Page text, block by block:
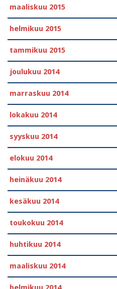
maaliskuu 2015
helmikuu 2015
tammikuu 2015
joulukuu 2014
marraskuu 2014
lokakuu 2014
syyskuu 2014
elokuu 2014
heinäkuu 2014
kesäkuu 2014
toukokuu 2014
huhtikuu 2014
maaliskuu 2014